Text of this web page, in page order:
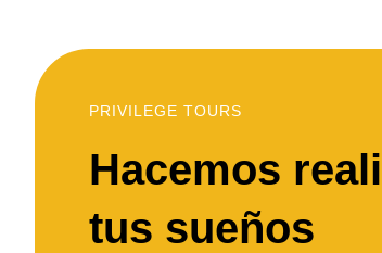
PRIVILEGE TOURS
Hacemos
tus sueños